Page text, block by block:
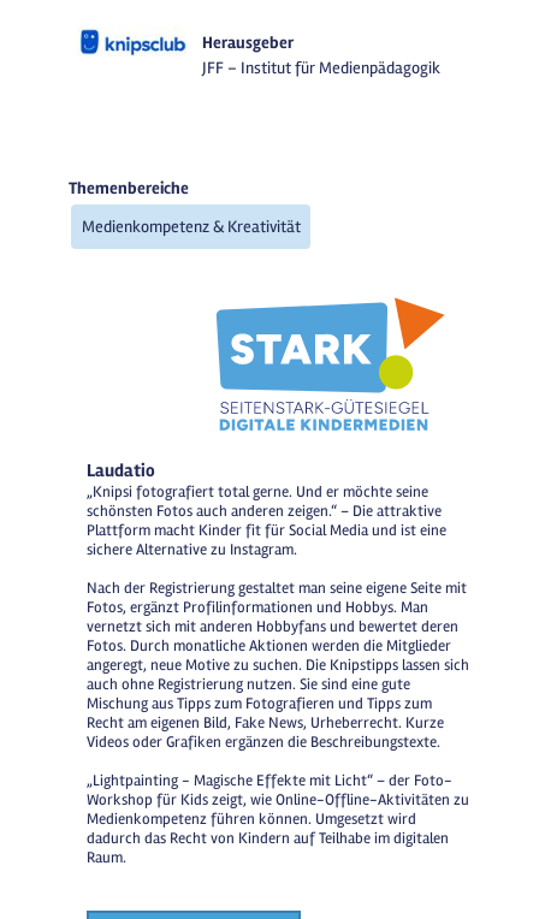
Herausgeber
JFF – Institut für Medienpädagogik
Themenbereiche
Medienkompetenz & Kreativität
Laudatio
„Knipsi fotografiert total gerne. Und er möchte seine
schönsten Fotos auch anderen zeigen.“ – Die attraktive
Plattform macht Kinder fit für Social Media und ist eine
sichere Alternative zu Instagram.
Nach der Registrierung gestaltet man seine eigene Seite mit
Fotos, ergänzt Profilinformationen und Hobbys. Man
vernetzt sich mit anderen Hobbyfans und bewertet deren
Fotos. Durch monatliche Aktionen werden die Mitglieder
angeregt, neue Motive zu suchen. Die Knipstipps lassen sich
auch ohne Registrierung nutzen. Sie sind eine gute
Mischung aus Tipps zum Fotografieren und Tipps zum
Recht am eigenen Bild, Fake News, Urheberrecht. Kurze
Videos oder Grafiken ergänzen die Beschreibungstexte.
„Lightpainting - Magische Effekte mit Licht“ – der Foto-
Workshop für Kids zeigt, wie Online-Offline-Aktivitäten zu
Medienkompetenz führen können. Umgesetzt wird
dadurch das Recht von Kindern auf Teilhabe im digitalen
Raum.